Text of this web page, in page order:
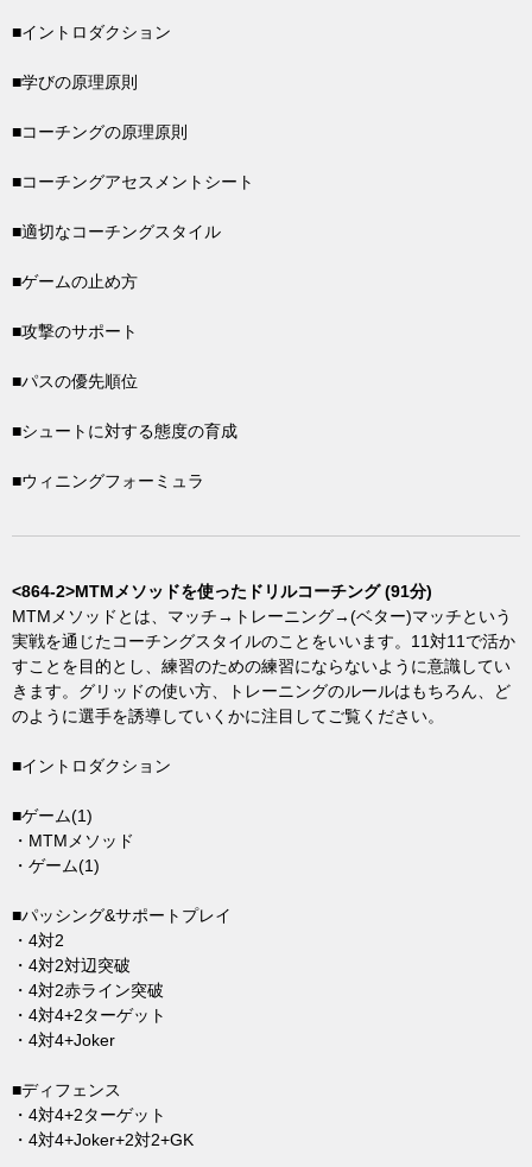
■イントロダクション
■学びの原理原則
■コーチングの原理原則
■コーチングアセスメントシート
■適切なコーチングスタイル
■ゲームの止め方
■攻撃のサポート
■パスの優先順位
■シュートに対する態度の育成
■ウィニングフォーミュラ
<864-2>MTMメソッドを使ったドリルコーチング (91分)
MTMメソッドとは、マッチ→トレーニング→(ベター)マッチという
実戦を通じたコーチングスタイルのことをいいます。11対11で活か
すことを目的とし、練習のための練習にならないように意識してい
きます。グリッドの使い方、トレーニングのルールはもちろん、ど
のように選手を誘導していくかに注目してご覧ください。
■イントロダクション
■ゲーム(1)
・MTMメソッド
・ゲーム(1)
■パッシング&サポートプレイ
・4対2
・4対2対辺突破
・4対2赤ライン突破
・4対4+2ターゲット
・4対4+Joker
■ディフェンス
・4対4+2ターゲット
・4対4+Joker+2対2+GK